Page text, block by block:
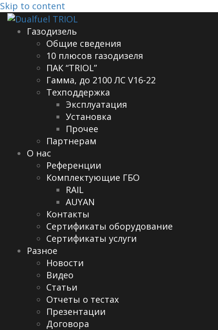
Skip to content
Газодизель
Общие сведения
10 плюсов газодизеля
ПАК “TRIOL”
Гамма, до 2100 ЛС V16-22
Техподдержка
Эксплуатация
Установка
Прочее
Партнерам
О нас
Референции
Комплектующие ГБО
RAIL
AUYAN
Контакты
Сертификаты оборудование
Сертификаты услуги
Разное
Новости
Видео
Cтатьи
Отчеты о тестах
Презентации
Договора